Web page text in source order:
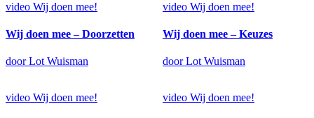
video Wij doen mee!
Wij doen mee – Doorzetten
door Lot Wuisman
video Wij doen mee!
Wij doen mee – Keuzes
door Lot Wuisman
video Wij doen mee! video Wij doen mee!